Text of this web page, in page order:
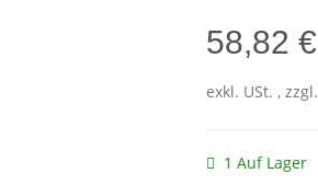
58,82 €
exkl. USt. , zzgl.
1 Auf Lager